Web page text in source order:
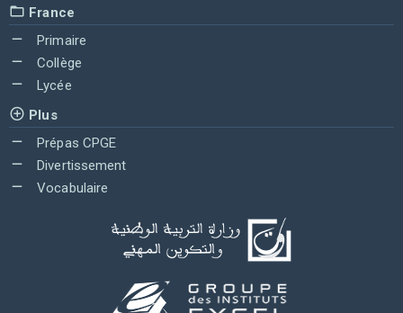
France
Primaire
Collège
Lycée
Plus
Prépas CPGE
Divertissement
Vocabulaire